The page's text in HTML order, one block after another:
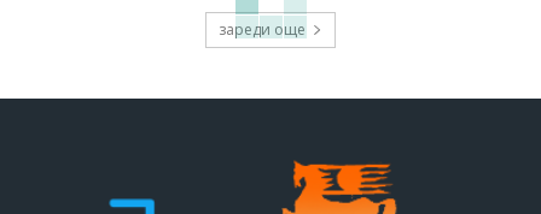
зареди още